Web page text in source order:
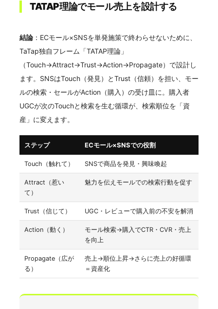
TATAP理論でモール売上を設計する
結論：ECモール×SNSを単発施策で終わらせないために、
TaTap独自フレーム「TATAP理論」
（Touch→Attract→Trust→Action→Propagate）で設計し
ます。SNSはTouch（発見）とTrust（信頼）を担い、モー
ルの検索・セールがAction（購入）の受け皿に。購入者
UGCが次のTouchと検索を生む循環が、検索順位を「資
産」に変えます。
ステップ ECモール×SNSでの役割
Touch（触れて） SNSで商品を発見・興味喚起
Attract（惹い
て）
魅力を伝えモールでの検索行動を促す
Trust（信じて） UGC・レビューで購入前の不安を解消
Action（動く）
モール検索→購入でCTR・CVR・売上
を向上
Propagate（広が
る）
売上→順位上昇→さらに売上の好循環
＝資産化